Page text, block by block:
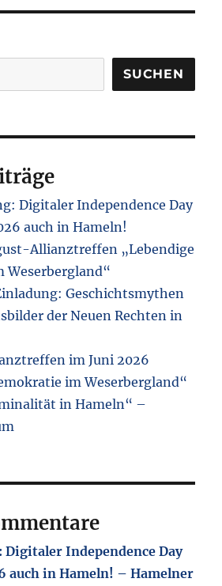
80
SUCHEN
Digitaler Independence Day
auch in Hameln!
Allianztreffen „Lebendige
Weserbergland“
Geschichtsmythen
der Neuen Rechten in
im Juni 2026
im Weserbergland“
in Hameln“ –
Independence Day
auch in Hameln! – Hamelner